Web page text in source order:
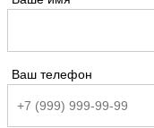
Ваш телефон